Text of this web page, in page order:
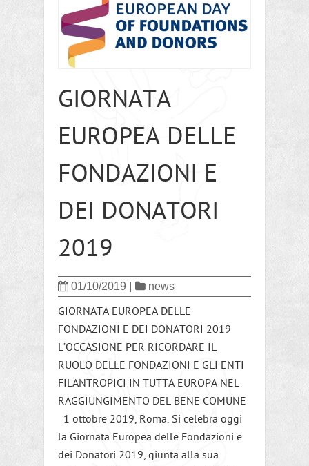
GIORNATA
EUROPEA DELLE
FONDAZIONI E
DEI DONATORI
2019
01/10/2019 news
GIORNATA EUROPEA DELLE
FONDAZIONI E DEI DONATORI 2019
L’OCCASIONE PER RICORDARE IL
RUOLO DELLE FONDAZIONI E GLI ENTI
FILANTROPICI IN TUTTA EUROPA NEL
RAGGIUNGIMENTO DEL BENE COMUNE
1 ottobre 2019, Roma. Si celebra oggi
la Giornata Europea delle Fondazioni e
dei Donatori 2019, giunta alla sua